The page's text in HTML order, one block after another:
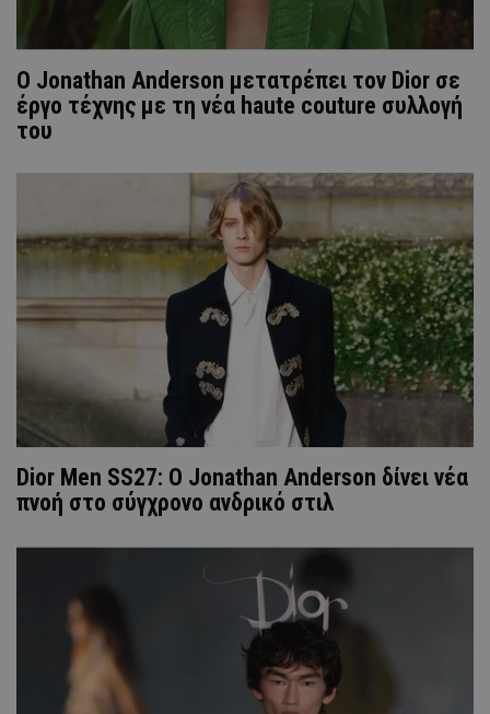
Ο Jonathan Anderson μετατρέπει τον Dior σε
έργο τέχνης με τη νέα haute couture συλλογή
του
Dior Men SS27: Ο Jonathan Anderson δίνει νέα
πνοή στο σύγχρονο ανδρικό στιλ